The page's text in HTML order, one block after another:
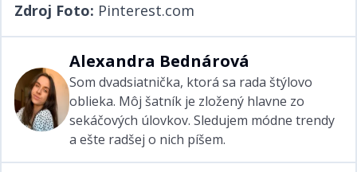
Zdroj Foto: ​​​​‌ ‍ ​‍​‍‌‍ ‌ ​‍‌‍‍‌‌‍‌ ‌‍‍‌‌‍ ‍​‍​‍​ ‍‍​‍​‍‌ ​ ‌‍​‌‌‍ ‍‌‍‍‌‌ ‌​‌ ‍‌​‍ ‍‌‍‍‌‌‍ ​‍​‍​‍ ​​‍​‍‌‍‍​‌ ​‍‌‍‌‌‌‍‌‍​‍​‍​ ‍‍​‍​‍‌‍‍​‌ ‌​‌ ‌​‌ ​​​ ‍‍​‍ ​‍ ‌‍ ​‌‍ ‌‍​ ‌‍​‌‌‍ ​‌‍‍​‌‍ ‌ ​ ‌ ‌​​ ‍‍​ ​ ​ ​​​ ​​​ ​​​‍ ‌ ​ ‌ ‌​‌ ‌‌‌‍‌​‌‍‍‌‌‍ ​‍ ‌‍‍‌‌‍ ‍‌ ‌​‌‍‌‌‌‍ ‍‌ ‌​​‍ ‌‍‌‌‌‍‌​‌‍‍‌‌ ‌​​‍ ‌‍ ‌‌‍ ‌‍‌​‌‍‌‌​ ‌‌ ​​‌ ​‍‌‍‌‌‌ ​ ‌‍‌‌‌‍ ‍‌ ‌​‌‍​‌‌ ‌​‌‍‍‌‌‍ ‌‍ ‍​ ‍ ‌‍‍‌‌‍‌​​ ‌‌ ​​‌‍ ‌ ​ ‌ ‌​​‍ ‌​ ​‍​ ​‍​ ​‍​ ​‍​ ‍‌​ ‍‌​ ‍‌​ ‍ ‌ ‌​‌ ‍‌‌ ​​‌‍‌‌​ ‌‌ ​​‌‍ ‌ ​ ‌ ‌​​ ‍ ‌ ​​‌‍​‌‌ ‌​‌‍‍​​ ‌‌‍​ ‌‍ ‌‍ ‍‌ ‌​‌‍‌‌‌‍ ‍‌ ‌​​‍‌‌​ ‌‌‌​​‍‌‌ ‌‍‍ ‌‍‌‌‌ ‍‌​‍‌‌​ ​ ‌​‌​​‍‌‌​ ​ ‌​‌​​‍‌‌​ ​‍​ ​‍‌‍‌‍​ ‌‌​ ‌​‌‍​‌‌‍​‌​ ‌‍​ ​ ‌‍‌​​ ‍​‌‍‌‌​ ​‌‌‍‌‍​‍‌‌​ ​‍​ ​‍​‍‌‌​ ‌‌‌​‌​​‍ ‍‌‍​ ‌‍‍​‌‍‍‌‌‍ ​‌‍‌​‌ ​‍‌‍‌‌‌‍ ‍​‍‌‌​ ‌‌‌​​‍‌‌ ‌‍‍ ‌‍‌‌‌ ‍‌​‍‌‌​ ​ ‌​‌​​‍‌‌​ ​ ‌​‌​​‍‌‌​ ​‍​ ​‍‌‍‌‍​ ‌‌​ ‌​‌‍​‌‌‍​‌​ ‌‍​ ​ ‌‍‌​​ ‍​‌‍‌‌​ ​‌‌‍‌‍​ ​​​‍‌‌​ ​‍​ ​‍​‍‌‌​ ‌‌‌​‌​​‍ ‍‌ ‌​‌‍‌‌‌ ‍​‌ ‌​​ ‌‍​‍‌‍​‌‌ ​ ‌‍‌‌‌‌‌‌‌ ​‍‌‍ ​​ ‌‌‍‍​‌ ‌​‌ ‌​‌ ​​​‍‌‌​ ​ ‌​​‌​‍‌‌​ ​‍‌​‌‍​‍‌‌​ ​‍‌​‌‍‌‍ ​‌‍ ‌‍​ ‌‍​‌‌‍ ​‌‍‍​‌‍ ‌ ​ ‌ ‌​​‍‌‌​ ​ ‌​​‌​ ​ ​ ​​​ ​​​ ​​​‍‌‌​ ​‍‌​‌‍‌ ​ ‌ ‌​‌ ‌‌‌‍‌​‌‍‍‌‌‍ ​‍‌‍‌‍‍‌‌‍‌​​ ‌‌ ​​‌‍ ‌ ​ ‌ ‌​​‍ ‌​ ​‍​ ​‍​ ​‍​ ​‍​ ‍‌​ ‍‌​ ‍‌​‍‌‍‌ ‌​‌ ‍‌‌ ​​‌‍‌‌​ ‌‌ ​​‌‍ ‌ ​ ‌ ‌​​‍‌‍‌ ​​‌‍​‌‌ ‌​‌‍‍​​ ‌‌‍​ ‌‍ ‌‍ ‍‌ ‌​‌‍‌‌‌‍ ‍‌ ‌​​‍‌‌​ ‌‌‌​​‍‌‌ ‌‍‍ ‌‍‌‌‌ ‍‌​‍‌‌​ ​ ‌​‌​​‍‌‌​ ​ ‌​‌​​‍‌‌​ ​‍​ ​‍‌‍‌‍​ ‌‌​ ‌​‌‍​‌‌‍​‌​ ‌‍​ ​ ‌‍‌​​ ‍​‌‍‌‌​ ​‌‌‍‌‍​‍‌‌​ ​‍​ ​‍​‍‌‌​ ‌‌‌​‌​​‍ ‍‌‍​ ‌‍‍​‌‍‍‌‌‍ ​‌‍‌​‌ ​‍‌‍‌‌‌‍ ‍​‍‌‌​ ‌‌‌​​‍‌‌ ‌‍‍ ‌‍‌‌‌ ‍‌​‍‌‌​ ​ ‌​‌​​‍‌‌​ ​ ‌​‌​​‍‌‌​ ​‍​ ​‍‌‍‌‍​ ‌‌​ ‌​‌‍​‌‌‍​‌​ ‌‍​ ​ ‌‍‌​​ ‍​‌‍‌‌​ ​‌‌‍‌‍​ ​​​‍‌‌​ ​‍​ ​‍​‍‌‌​ ‌‌‌​‌​​‍ ‍‌ ‌​‌‍‌‌‌ ‍​‌ ‌​​‍‌‍‌ ​​‌‍‌‌‌ ​‍‌ ​ ‌ ​​‌‍‌‌‌‍​ ‌ ‌​‌‍‍‌‌ ‌‍‌‍‌‌​ ‌‌ ​​‌ ‌‌‌‍​‍‌‍ ​‌‍‍‌‌ ​ ‌‍‍​‌‍‌‌‌‍‌​​‍​‍‌ ‌ Pinterest.com​​​​‌ ‍ ​‍​‍‌‍ ‌ ​‍‌‍‍‌‌‍‌ ‌‍‍‌‌‍ ‍​‍​‍​ ‍‍​‍​‍‌ ​ ‌‍​‌‌‍ ‍‌‍‍‌‌ ‌​‌ ‍‌​‍ ‍‌‍‍‌‌‍ ​‍​‍​‍ ​​‍​‍‌‍‍​‌ ​‍‌‍‌‌‌‍‌‍​‍​‍​ ‍‍​‍​‍‌‍‍​‌ ‌​‌ ‌​‌ ​​​ ‍‍​‍ ​‍ ‌‍ ​‌‍ ‌‍​ ‌‍​‌‌‍ ​‌‍‍​‌‍ ‌ ​ ‌ ‌​​ ‍‍​ ​ ​ ​​​ ​​​ ​​​‍ ‌ ​ ‌ ‌​‌ ‌‌‌‍‌​‌‍‍‌‌‍ ​‍ ‌‍‍‌‌‍ ‍‌ ‌​‌‍‌‌‌‍ ‍‌ ‌​​‍ ‌‍‌‌‌‍‌​‌‍‍‌‌ ‌​​‍ ‌‍ ‌‌‍ ‌‍‌​‌‍‌‌​ ‌‌ ​​‌ ​‍‌‍‌‌‌ ​ ‌‍‌‌‌‍ ‍‌ ‌​‌‍​‌‌ ‌​‌‍‍‌‌‍ ‌‍ ‍​ ‍ ‌‍‍‌‌‍‌​​ ‌‌ ​​‌‍ ‌ ​ ‌ ‌​​‍ ‌​ ​‍​ ​‍​ ​‍​ ​‍​ ‍‌​ ‍‌​ ‍‌​ ‍ ‌ ‌​‌ ‍‌‌ ​​‌‍‌‌​ ‌‌ ​​‌‍ ‌ ​ ‌ ‌​​ ‍ ‌ ​​‌‍​‌‌ ‌​‌‍‍​​ ‌‌‍​ ‌‍ ‌‍ ‍‌ ‌​‌‍‌‌‌‍ ‍‌ ‌​​‍‌‌​ ‌‌‌​​‍‌‌ ‌‍‍ ‌‍‌‌‌ ‍‌​‍‌‌​ ​ ‌​‌​​‍‌‌​ ​ ‌​‌​​‍‌‌​ ​‍​ ​‍‌‍‌‍​ ‌‌​ ‌​‌‍​‌‌‍​‌​ ‌‍​ ​ ‌‍‌​​ ‍​‌‍‌‌​ ​‌‌‍‌‍​‍‌‌​ ​‍​ ​‍​‍‌‌​ ‌‌‌​‌​​‍ ‍‌‍​ ‌‍‍​‌‍‍‌‌‍ ​‌‍‌​‌ ​‍‌‍‌‌‌‍ ‍​‍‌‌​ ‌‌‌​​‍‌‌ ‌‍‍ ‌‍‌‌‌ ‍‌​‍‌‌​ ​ ‌​‌​​‍‌‌​ ​ ‌​‌​​‍‌‌​ ​‍​ ​‍‌‍‌‍​ ‌‌​ ‌​‌‍​‌‌‍​‌​ ‌‍​ ​ ‌‍‌​​ ‍​‌‍‌‌​ ​‌‌‍‌‍​ ​‌​‍‌‌​ ​‍​ ​‍​‍‌‌​ ‌‌‌​‌​​‍ ‍‌ ‌​‌‍‌‌‌ ‍​‌ ‌​​ ‌‍​‍‌‍​‌‌ ​ ‌‍‌‌‌‌‌‌‌ ​‍‌‍ ​​ ‌‌‍‍​‌ ‌​‌ ‌​‌ ​​​‍‌‌​ ​ ‌​​‌​‍‌‌​ ​‍‌​‌‍​‍‌‌​ ​‍‌​‌‍‌‍ ​‌‍ ‌‍​ ‌‍​‌‌‍ ​‌‍‍​‌‍ ‌ ​ ‌ ‌​​‍‌‌​ ​ ‌​​‌​ ​ ​ ​​​ ​​​ ​​​‍‌‌​ ​‍‌​‌‍‌ ​ ‌ ‌​‌ ‌‌‌‍‌​‌‍‍‌‌‍ ​‍‌‍‌‍‍‌‌‍‌​​ ‌‌ ​​‌‍ ‌ ​ ‌ ‌​​‍ ‌​ ​‍​ ​‍​ ​‍​ ​‍​ ‍‌​ ‍‌​ ‍‌​‍‌‍‌ ‌​‌ ‍‌‌ ​​‌‍‌‌​ ‌‌ ​​‌‍ ‌ ​ ‌ ‌​​‍‌‍‌ ​​‌‍​‌‌ ‌​‌‍‍​​ ‌‌‍​ ‌‍ ‌‍ ‍‌ ‌​‌‍‌‌‌‍ ‍‌ ‌​​‍‌‌​ ‌‌‌​​‍‌‌ ‌‍‍ ‌‍‌‌‌ ‍‌​‍‌‌​ ​ ‌​‌​​‍‌‌​ ​ ‌​‌​​‍‌‌​ ​‍​ ​‍‌‍‌‍​ ‌‌​ ‌​‌‍​‌‌‍​‌​ ‌‍​ ​ ‌‍‌​​ ‍​‌‍‌‌​ ​‌‌‍‌‍​‍‌‌​ ​‍​ ​‍​‍‌‌​ ‌‌‌​‌​​‍ ‍‌‍​ ‌‍‍​‌‍‍‌‌‍ ​‌‍‌​‌ ​‍‌‍‌‌‌‍ ‍​‍‌‌​ ‌‌‌​​‍‌‌ ‌‍‍ ‌‍‌‌‌ ‍‌​‍‌‌​ ​ ‌​‌​​‍‌‌​ ​ ‌​‌​​‍‌‌​ ​‍​ ​‍‌‍‌‍​ ‌‌​ ‌​‌‍​‌‌‍​‌​ ‌‍​ ​ ‌‍‌​​ ‍​‌‍‌‌​ ​‌‌‍‌‍​ ​‌​‍‌‌​ ​‍​ ​‍​‍‌‌​ ‌‌‌​‌​​‍ ‍‌ ‌​‌‍‌‌‌ ‍​‌ ‌​​‍‌‍‌ ​​‌‍‌‌‌ ​‍‌ ​ ‌ ​​‌‍‌‌‌‍​ ‌ ‌​‌‍‍‌‌ ‌‍‌‍‌‌​ ‌‌ ​​‌ ‌‌‌‍​‍‌‍ ​‌‍‍‌‌ ​ ‌‍‍​‌‍‌‌‌‍‌​​‍​‍‌ ‌
Alexandra Bednárová​​​​‌ ‍ ​‍​‍‌‍ ‌ ​‍‌‍‍‌‌‍‌ ‌‍‍‌‌‍ ‍​‍​‍​ ‍‍​‍​‍‌ ​ ‌‍​‌‌‍ ‍‌‍‍‌‌ ‌​‌ ‍‌​‍ ‍‌‍‍‌‌‍ ​‍​‍​‍ ​​‍​‍‌‍‍​‌ ​‍‌‍‌‌‌‍‌‍​‍​‍​ ‍‍​‍​‍‌‍‍​‌ ‌​‌ ‌​‌ ​​​ ‍‍​‍ ​‍ ‌‍ ​‌‍ ‌‍​ ‌‍​‌‌‍ ​‌‍‍​‌‍ ‌ ​ ‌ ‌​​ ‍‍​ ​ ​ ​​​ ​​​ ​​​‍ ‌ ​ ‌ ‌​‌ ‌‌‌‍‌​‌‍‍‌‌‍ ​‍ ‌‍‍‌‌‍ ‍‌ ‌​‌‍‌‌‌‍ ‍‌ ‌​​‍ ‌‍‌‌‌‍‌​‌‍‍‌‌ ‌​​‍ ‌‍ ‌‌‍ ‌‍‌​‌‍‌‌​ ‌‌ ​​‌ ​‍‌‍‌‌‌ ​ ‌‍‌‌‌‍ ‍‌ ‌​‌‍​‌‌ ‌​‌‍‍‌‌‍ ‌‍ ‍​ ‍ ‌‍‍‌‌‍‌​​ ‌‌‍​‌‌ ‌‌‌ ‌​‌‍‍​‌‍ ‌ ​‍​‍ ‌​ ​‌​ ‍​​ ‍ ‌ ‌​‌ ‍‌‌ ​​‌‍‌‌​ ‌‌‍​‌‌ ‌‌‌ ‌​‌‍‍​‌‍ ‌ ​‍​ ‍ ‌ ​​‌‍​‌‌ ‌​‌‍‍​​ ‌‌‍ ‍‌‍​‌‌‍ ‌‌‍‌‌​ ‌‍​‍‌‍​‌‌ ​ ‌‍‌‌‌‌‌‌‌ ​‍‌‍ ​​ ‌‌‍‍​‌ ‌​‌ ‌​‌ ​​​‍‌‌​ ​ ‌​​‌​‍‌‌​ ​‍‌​‌‍​‍‌‌​ ​‍‌​‌‍‌‍ ​‌‍ ‌‍​ ‌‍​‌‌‍ ​‌‍‍​‌‍ ‌ ​ ‌ ‌​​‍‌‌​ ​ ‌​​‌​ ​ ​ ​​​ ​​​ ​​​‍‌‌​ ​‍‌​‌‍‌ ​ ‌ ‌​‌ ‌‌‌‍‌​‌‍‍‌‌‍ ​‍‌‍‌‍‍‌‌‍‌​​ ‌‌‍​‌‌ ‌‌‌ ‌​‌‍‍​‌‍ ‌ ​‍​‍ ‌​ ​‌​ ‍​​‍‌‍‌ ‌​‌ ‍‌‌ ​​‌‍‌‌​ ‌‌‍​‌‌ ‌‌‌ ‌​‌‍‍​‌‍ ‌ ​‍​‍‌‍‌ ​​‌‍​‌‌ ‌​‌‍‍​​ ‌‌‍ ‍‌‍​‌‌‍ ‌‌‍‌‌​‍‌‍‌ ​​‌‍‌‌‌ ​‍‌ ​ ‌ ​​‌‍‌‌‌‍​ ‌ ‌​‌‍‍‌‌ ‌‍‌‍‌‌​ ‌‌ ​​‌ ‌‌‌‍​‍‌‍ ​‌‍‍‌‌ ​ ‌‍‍​‌‍‌‌‌‍‌​​‍​‍‌ ‌
Som dvadsiatnička, ktorá sa rada štýlovo
oblieka. Môj šatník je zložený hlavne zo
sekáčových úlovkov. Sledujem módne trendy
a ešte radšej o nich píšem. ​​​​‌ ‍ ​‍​‍‌‍ ‌ ​‍‌‍‍‌‌‍‌ ‌‍‍‌‌‍ ‍​‍​‍​ ‍‍​‍​‍‌ ​ ‌‍​‌‌‍ ‍‌‍‍‌‌ ‌​‌ ‍‌​‍ ‍‌‍‍‌‌‍ ​‍​‍​‍ ​​‍​‍‌‍‍​‌ ​‍‌‍‌‌‌‍‌‍​‍​‍​ ‍‍​‍​‍‌‍‍​‌ ‌​‌ ‌​‌ ​​​ ‍‍​‍ ​‍ ‌‍ ​‌‍ ‌‍​ ‌‍​‌‌‍ ​‌‍‍​‌‍ ‌ ​ ‌ ‌​​ ‍‍​ ​ ​ ​​​ ​​​ ​​​‍ ‌ ​ ‌ ‌​‌ ‌‌‌‍‌​‌‍‍‌‌‍ ​‍ ‌‍‍‌‌‍ ‍‌ ‌​‌‍‌‌‌‍ ‍‌ ‌​​‍ ‌‍‌‌‌‍‌​‌‍‍‌‌ ‌​​‍ ‌‍ ‌‌‍ ‌‍‌​‌‍‌‌​ ‌‌ ​​‌ ​‍‌‍‌‌‌ ​ ‌‍‌‌‌‍ ‍‌ ‌​‌‍​‌‌ ‌​‌‍‍‌‌‍ ‌‍ ‍​ ‍ ‌‍‍‌‌‍‌​​ ‌‌‍​‌‌ ‌‌‌ ‌​‌‍‍​‌‍ ‌ ​‍​‍ ‌​ ​‌​ ‍​​ ‍ ‌ ‌​‌ ‍‌‌ ​​‌‍‌‌​ ‌‌‍​‌‌ ‌‌‌ ‌​‌‍‍​‌‍ ‌ ​‍​ ‍ ‌ ​​‌‍​‌‌ ‌​‌‍‍​​ ‌‌‍‌​‌‍‌‌‌ ​ ‌‍​ ‌ ​‍‌‍‍‌‌ ​​‌ ‌​‌‍‍‌‌‍ ‌‍ ‍​ ‌‍​‍‌‍​‌‌ ​ ‌‍‌‌‌‌‌‌‌ ​‍‌‍ ​​ ‌‌‍‍​‌ ‌​‌ ‌​‌ ​​​‍‌‌​ ​ ‌​​‌​‍‌‌​ ​‍‌​‌‍​‍‌‌​ ​‍‌​‌‍‌‍ ​‌‍ ‌‍​ ‌‍​‌‌‍ ​‌‍‍​‌‍ ‌ ​ ‌ ‌​​‍‌‌​ ​ ‌​​‌​ ​ ​ ​​​ ​​​ ​​​‍‌‌​ ​‍‌​‌‍‌ ​ ‌ ‌​‌ ‌‌‌‍‌​‌‍‍‌‌‍ ​‍‌‍‌‍‍‌‌‍‌​​ ‌‌‍​‌‌ ‌‌‌ ‌​‌‍‍​‌‍ ‌ ​‍​‍ ‌​ ​‌​ ‍​​‍‌‍‌ ‌​‌ ‍‌‌ ​​‌‍‌‌​ ‌‌‍​‌‌ ‌‌‌ ‌​‌‍‍​‌‍ ‌ ​‍​‍‌‍‌ ​​‌‍​‌‌ ‌​‌‍‍​​ ‌‌‍‌​‌‍‌‌‌ ​ ‌‍​ ‌ ​‍‌‍‍‌‌ ​​‌ ‌​‌‍‍‌‌‍ ‌‍ ‍​‍‌‍‌ ​​‌‍‌‌‌ ​‍‌ ​ ‌ ​​‌‍‌‌‌‍​ ‌ ‌​‌‍‍‌‌ ‌‍‌‍‌‌​ ‌‌ ​​‌ ‌‌‌‍​‍‌‍ ​‌‍‍‌‌ ​ ‌‍‍​‌‍‌‌‌‍‌​​‍​‍‌ ‌